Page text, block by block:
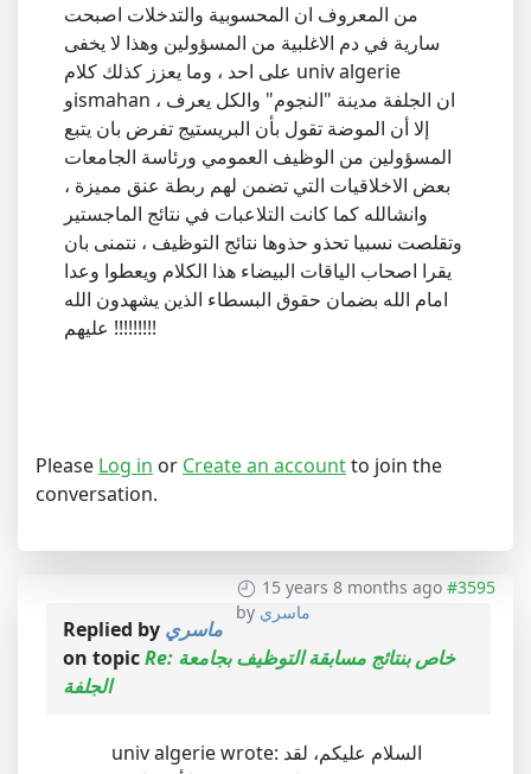
من المعروف ان المحسوبية والتدخلات اصبحت
سارية في دم الاغلبية من المسؤولين وهذا لا يخفى
على احد ، وما يعزز كذلك كلام univ algerie
وismahan ان الجلفة مدينة "النجوم" والكل يعرف ،
إلا أن الموضة تقول بأن البريستيج تفرض بان يتبع
المسؤولين من الوظيف العمومي ورئاسة الجامعات
بعض الاخلاقيات التي تضمن لهم ربطة عنق مميزة ،
وانشالله كما كانت التلاعبات في نتائج الماجستير
وتقلصت نسبيا تحذو حذوها نتائج التوظيف ، نتمنى بان
يقرا اصحاب الياقات البيضاء هذا الكلام ويعطوا وعدا
امام الله بضمان حقوق البسطاء الذين يشهدون الله
عليهم !!!!!!!!!
Please Log in or Create an accountto join the
conversation.
15 years 8 months ago #3595
by ماسري
Replied by ماسري
on topicRe: خاص بنتائج مسابقة التوظيف بجامعة
الجلفة
univ algerie wrote: السلام عليكم، لقد